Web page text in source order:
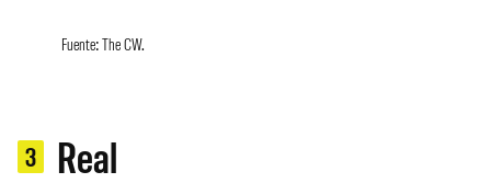
Fuente: The CW.
3 Real